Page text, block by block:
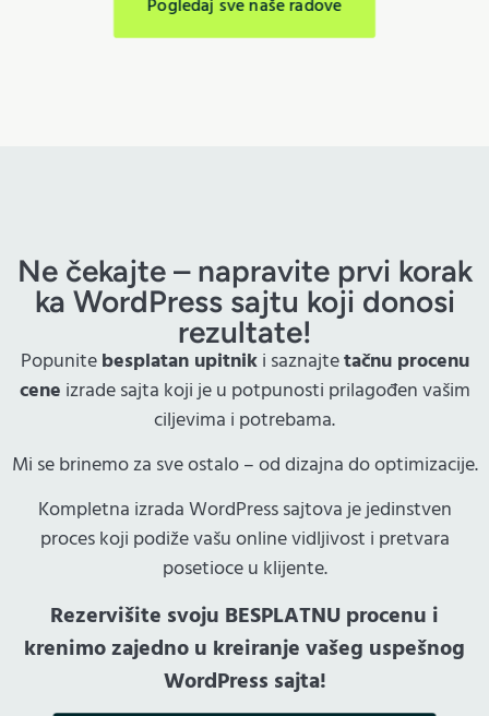
Pogledaj sve naše radove
Ne čekajte – napravite prvi korak
ka WordPress sajtu koji donosi
rezultate!
Popunitebesplatan upitniki saznajtetačnu procenu
cene izrade sajta koji je u potpunosti prilagođen vašim
ciljevima i potrebama.
Mi se brinemo za sve ostalo – od dizajna do optimizacije.
Kompletna izrada WordPress sajtova je jedinstven
proces koji podiže vašu online vidljivost i pretvara
posetioce u klijente.
Rezervišite svoju BESPLATNU procenu i
krenimo zajedno u kreiranje vašeg uspešnog
WordPress sajta!